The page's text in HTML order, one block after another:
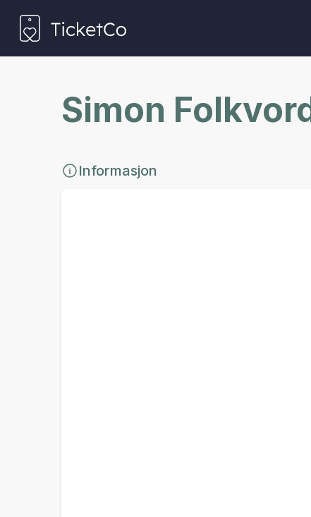
Simon
Informasjon